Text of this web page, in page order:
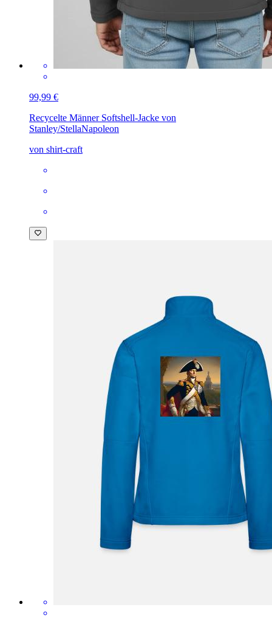
99,99 €
Recycelte Männer Softshell-Jacke von
Stanley/StellaNapoleon
von shirt-craft